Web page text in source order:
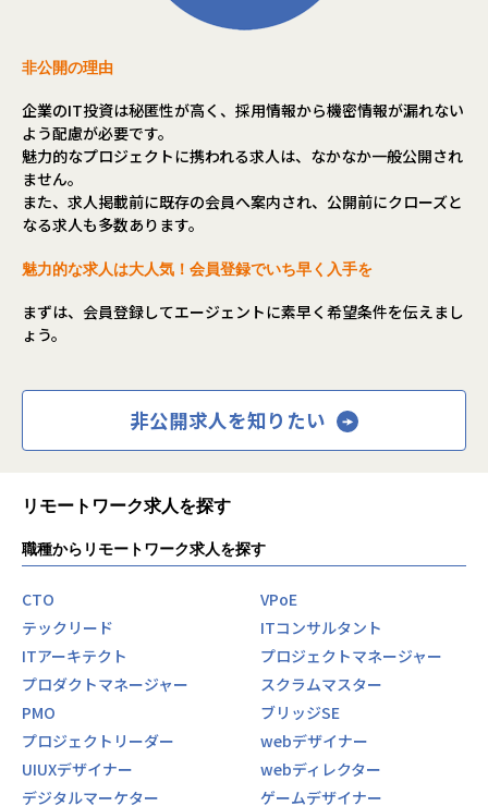
ITエンジニアとして働いていると、「訪問販売なんて今の時
代に売れないのでは？」と感じるかもしれません。特に、ネ
ット通販がこれほど普及している今では、なおさらそのよう
に思われるでしょう。
でも、古くから使われている営業手法というのは、それだけ
有効だから長く続いているということ。
母体企業の営業力が強いというのは、企業体力が強いという
ことに繋がります。
世界中がコロナ禍で経済活動が停滞したこの数年間も、私た
ちのグループは対面の訪問販売中心の営業手法で、売上を伸
い状況にあることも事実。
全国でこれだけの規模の訪問販売営業を続けている企業は少
も効率的に、効果的に稼働するための営業支援ツールの開発
を目指しています。
具体的なシステムの機能としては、全国の営業マンがお客様
のご家庭を訪問した際に営業活動を記録し、結果を集計す
る、顧客情報システムと連携するための情報を抽出する、な
どとなります。
システムで老朽化し始めていることから、このシステムのフ
ルリニューアルを進めています。
ヒトトコLaboでは数年前から、開発メンバーだけではな
く、グループの事業担当者と一緒に歩調を合わせて開発を行
う、DDD（ドメイン駆動設計）の手法で開発に取り組んでい
ます。
特にこのシステムは、訪問販売がグループの中核的な位置付
けにあることから、営業部門の中核を担うメンバーとともに
非公開の理由
企業のIT投資は秘匿性が高く、採用情報から機密情報が漏れない
よう配慮が必要です。
魅力的なプロジェクトに携われる求人は、なかなか一般公開され
ません。
また、求人掲載前に既存の会員へ案内され、公開前にクローズと
なる求人も多数あります。
魅力的な求人は大人気！会員登録でいち早く入手を
まずは、会員登録してエージェントに素早く希望条件を伝えまし
ょう。
非公開求人を知りたい
リモートワーク求人を探す
職種からリモートワーク求人を探す
CTO
VPoE
テックリード
ITコンサルタント
ITアーキテクト
プロジェクトマネージャー
プロダクトマネージャー
スクラムマスター
PMO
ブリッジSE
プロジェクトリーダー
webデザイナー
UIUXデザイナー
webディレクター
デジタルマーケター
ゲームデザイナー